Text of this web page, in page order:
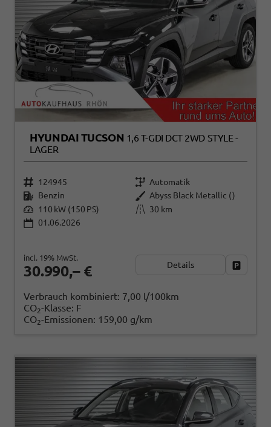
HYUNDAI TUCSON 1,6 T-GDI DCT 2WD STYLE -
LAGER
124945
Automatik
Benzin
Abyss Black Metallic ()
110 kW (150 PS)
30 km
01.06.2026
30.990,– €
incl. 19% MwSt.
Details
Verbrauch kombiniert: 7,00 l/100km
CO2-Klasse: F
CO2-Emissionen: 159,00 g/km